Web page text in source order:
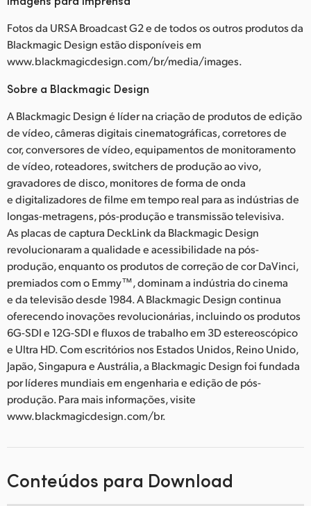
Fotos da URSA Broadcast G2 e de todos os outros produtos da
Blackmagic Design estão disponíveis em
www.blackmagicdesign.com/br/media/images.
Sobre a Blackmagic Design
A Blackmagic Design é líder na criação de produtos de edição
de vídeo, câmeras digitais cinematográficas, corretores de
cor, conversores de vídeo, equipamentos de monitoramento
de vídeo, roteadores, switchers de produção ao vivo,
gravadores de disco, monitores de forma de onda
e digitalizadores de filme em tempo real para as indústrias de
longas-metragens, pós-produção e transmissão televisiva.
As placas de captura DeckLink da Blackmagic Design
revolucionaram a qualidade e acessibilidade na pós-
produção, enquanto os produtos de correção de cor DaVinci,
premiados com o Emmy™, dominam a indústria do cinema
e da televisão desde 1984. A Blackmagic Design continua
oferecendo inovações revolucionárias, incluindo os produtos
6G-SDI e 12G-SDI e fluxos de trabalho em 3D estereoscópico
e Ultra HD. Com escritórios nos Estados Unidos, Reino Unido,
Japão, Singapura e Austrália, a Blackmagic Design foi fundada
por líderes mundiais em engenharia e edição de pós-
produção. Para mais informações, visite
www.blackmagicdesign.com/br.
Conteúdos para Download